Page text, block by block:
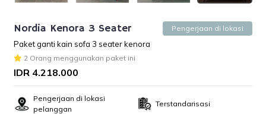
Nordia Kenora 3 Seater Pengerjaan di lokasi
Paket ganti kain sofa 3 seater kenora
2 Orang menggunakan paket ini
IDR 4.218.000
Pengerjaan di lokasi
pelanggan
Terstandarisasi